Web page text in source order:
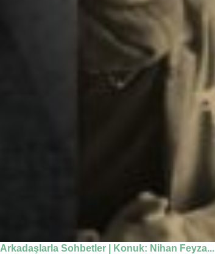
Arkadaşlarla Sohbetler | Konuk: Nihan Feyza...